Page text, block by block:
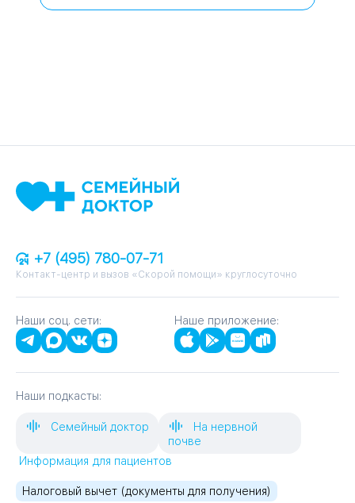
+7 (495) 780-07-71
Контакт-центр и вызов «Скорой помощи» круглосуточно
Наши соц. сети: Наше приложение:
Наши подкасты:
Семейный доктор
На нервной
почве
Информация для пациентов
Налоговый вычет (документы для получения)